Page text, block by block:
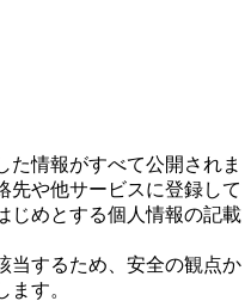
た情報がすべて公開されま
先や他サービスに登録して
じめとする個人情報の記載
当するため、安全の観点か
す。